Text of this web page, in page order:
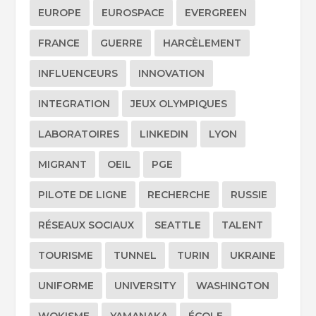
EUROPE EUROSPACE EVERGREEN
FRANCE GUERRE HARCÈLEMENT
INFLUENCEURS INNOVATION
INTEGRATION JEUX OLYMPIQUES
LABORATOIRES LINKEDIN LYON
MIGRANT OEIL PGE
PILOTE DE LIGNE RECHERCHE RUSSIE
RÉSEAUX SOCIAUX SEATTLE TALENT
TOURISME TUNNEL TURIN UKRAINE
UNIFORME UNIVERSITY WASHINGTON